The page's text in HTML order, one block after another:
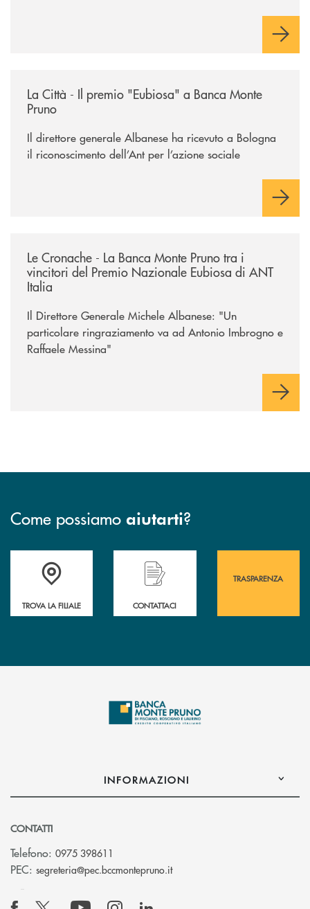
La Città - Il premio "Eubiosa" a Banca Monte
Pruno
Il direttore generale Albanese ha ricevuto a Bologna
il riconoscimento dell’Ant per l’azione sociale
Le Cronache - La Banca Monte Pruno tra i
vincitori del Premio Nazionale Eubiosa di ANT
Italia
Il Direttore Generale Michele Albanese: "Un
particolare ringraziamento va ad Antonio Imbrogno e
Raffaele Messina"
Come possiamo aiutarti?
Accedi all' elenco completo&nbsp; delle&nbsp; filiali&nbsp; di Banca
TROVA LA FILIALE
Hai bisogno di assistenza immediata?
CONTATTACI
TRASPARENZA
INFORMAZIONI
CONTATTI
Telefono: 0975 398611
PEC: segreteria@pec.bccmontepruno.it(si apre l’app di posta